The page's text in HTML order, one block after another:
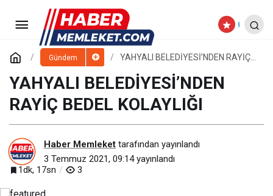
Gündem
YAHYALI BELEDİYESİ’NDEN RAYİÇ
YAHYALI BELEDİYESİ’NDEN
RAYİÇ BEDEL KOLAYLIĞI
Haber Memleket tarafından yayınlandı
3 Temmuz 2021, 09:14yayınlandı
1dk, 17sn
3
CABBAR BAŞKAN’DAN KURBAN
BAĞIŞ KAMPANYASINA DESTEK
Yorum Yap